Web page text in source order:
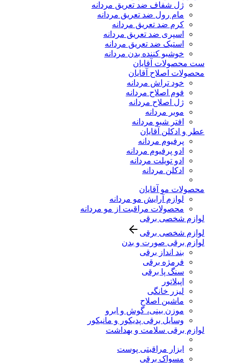
ژل شفاف ضد تعریق مردانه
مام رول ضد تعریق مردانه
کرم ضد تعریق مردانه
اسپری ضد تعریق مردانه
استیک ضد تعریق مردانه
خوشبو کننده بدن مردانه
ست محصولات آقایان
محصولات اصلاح آقایان
خود تراش مردانه
فوم اصلاح مردانه
ژل اصلاح مردانه
موبر مردانه
افتر شیو مردانه
عطر و ادکلن آقایان
پرفیوم مردانه
ادو پرفیوم مردانه
ادو تویلت مردانه
ادکلن مردانه
محصولات مو آقایان
لوازم آرایش مو مردانه
محصولات مراقبت از مو مردانه
لوازم شخصی برقی
لوازم شخصی برقی
لوازم برقی صورت و بدن
بند انداز برقی
فرمژه برقی
سنگ پا برقی
اپیلاتور
لیزر خانگی
ماشین اصلاح
موزن بینی، گوش و ابرو
وسایل برقی پدیکور و مانیکور
لوازم برقی سلامت و بهداشت
ابزار مراقبتی پوست
مسواک برقی